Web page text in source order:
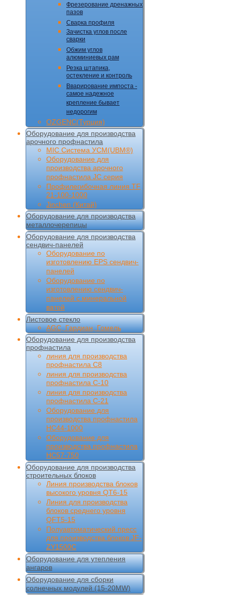
Фрезерование дренажных
пазов
Сварка профиля
Зачистка углов после
сварки
Обжим углов
алюминиевых рам
Резка штапика,
остекление и контроль
Вварирование импоста -
самое надежное
крепление бывает
недорогим
OZGENC(Турция)
Оборудование для производства
арочного профнастила
MIC Cистема УCM(UBM®)
Оборудование для
производства арочного
профнастила JC серия
Профилегибочная линия TF
21-100-1000
Jinchen (Китай)
Оборудование для производства
металлочерепицы
Оборудование для производства
сендвич-панелей
Оборудование по
изготовлению EPS сендвич-
панелей
Оборудование по
изготовлению сендвич-
панелей с минеральной
ватой
Листовое стекло
AGC, Гардиан, Гомель
Оборудование для производства
профнастила
линия для производства
профнастила С8
линия для производства
профнастила С-10
линия для производства
профнастила С-21
Оборудование для
производства профнастила
НС44-1000
Оборудование для
производства профнастила
НС57-750
Оборудование для производства
строительных блоков
Линия производства блоков
высокого уровня QT6-15
Линия для производства
блоков среднего уровня
QFT5-15
Полуавтоматический пресс
для производства блоков JF-
ZY1500C
Оборудование для утепления
ангаров
Оборудование для сборки
солнечных модулей (15-20MW)